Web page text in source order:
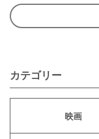
カテゴリー
映画